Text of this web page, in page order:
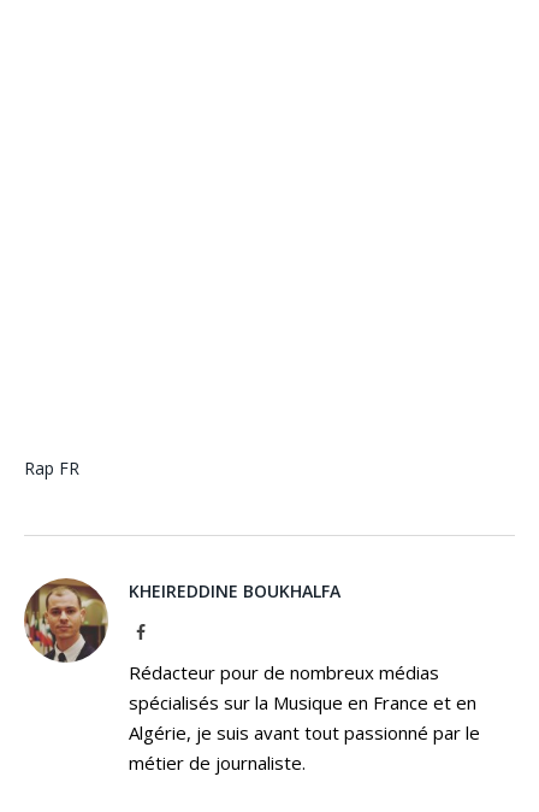
Rap FR
KHEIREDDINE BOUKHALFA
Facebook
Rédacteur pour de nombreux médias
spécialisés sur la Musique en France et en
Algérie, je suis avant tout passionné par le
métier de journaliste.